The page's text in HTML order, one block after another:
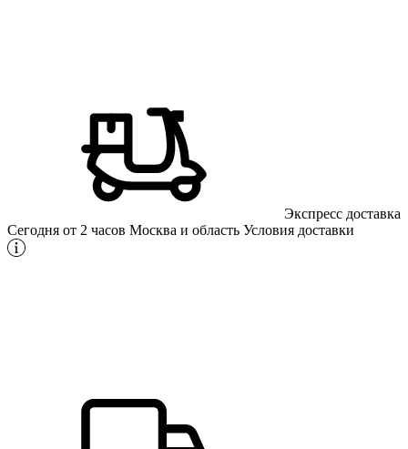
Экспресс доставка
Сегодня от 2 часов Москва и область Условия доставки